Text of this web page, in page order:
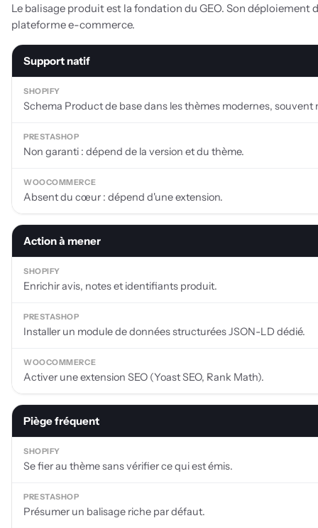
Le balisage produit est la fondation du GEO. Son déploiement
plateforme e-commerce.
Déployer
Schema.org
Product
selon
plateforme
(Shopify,
PrestaShop,
WooCommerce)
Support natif
Schema Product de base dans les thèmes modernes, souvent
Non garanti : dépend de la version et du thème.
Absent du cœur : dépend d'une extension.
Action à mener
Enrichir avis, notes et identifiants produit.
Installer un module de données structurées JSON-LD dédié.
Activer une extension SEO (Yoast SEO, Rank Math).
Piège fréquent
Se fier au thème sans vérifier ce qui est émis.
Présumer un balisage riche par défaut.